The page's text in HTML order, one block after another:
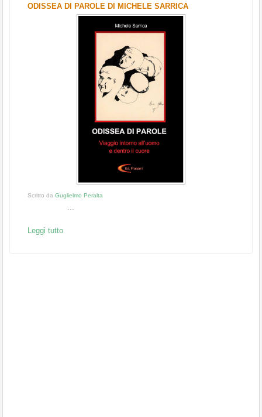
ODISSEA DI PAROLE DI MICHELE SARRICA
Scritto da Guglielmo Peralta
Leggi tutto